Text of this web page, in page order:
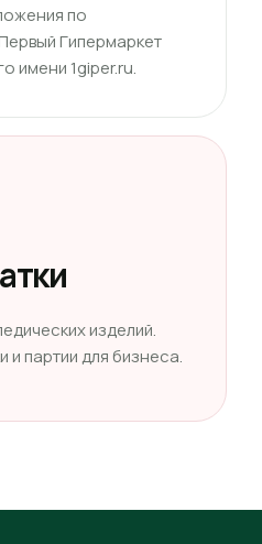
по
Гипермаркет
имени 1giper.ru.
изделий.
и партии для бизнеса.